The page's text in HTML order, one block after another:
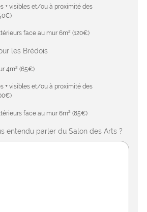
+ visibles et/ou à proximité des
face au mur 6m² (120€)
les Brédois
4m² (65€)
+ visibles et/ou à proximité des
face au mur 6m² (85€)
entendu parler du Salon des Arts ?